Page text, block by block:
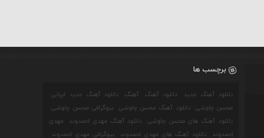
برچسب ها
دانلود آهنگ جدید دانلود آهنگ آهنگ
دانلود آهنگ جدید ایرانی
محسن چاوشی
دانلود آهنگ محسن چاوشی
بیوگرافی محسن چاوشی
دانلود آهنگ های محسن چاوشی
دانلود آهنگ مهدی احمدوند
مهدی
احمدوند
دانلود آهنگ های مهدی احمدوند بیوگرافی مهدی احمدوند